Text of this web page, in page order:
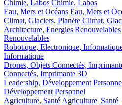
Chimie, Labos Chimie, Labos
Eau, Mers et Océans Eau, Mers et
Climat, Glaciers, Planète Climat,
Architecture, Energies Renouvelables
Renouvelables
Robotique, Electronique,
Informatique
Drones, Objets Connectés,
Connectés, Imprimante 3D
Leadership, Développement
Développement Personnel
Agriculture, Santé Agriculture, Santé